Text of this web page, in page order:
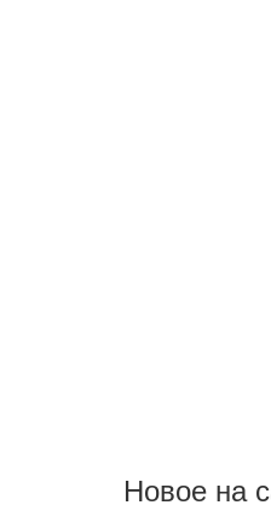
Новое на